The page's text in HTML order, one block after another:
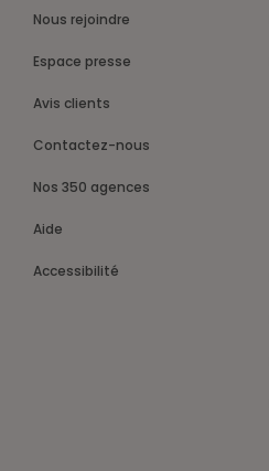
Nous rejoindre
Espace presse
Avis clients
Contactez-nous
Nos 350 agences
Aide
Accessibilité